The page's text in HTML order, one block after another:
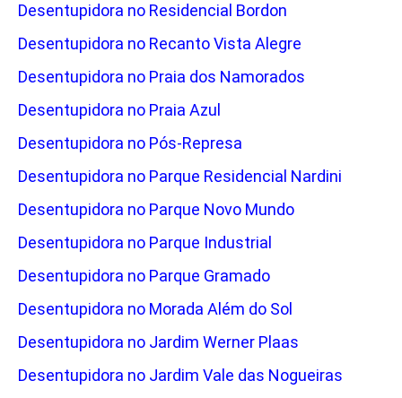
Desentupidora no Residencial Bordon
Desentupidora no Recanto Vista Alegre
Desentupidora no Praia dos Namorados
Desentupidora no Praia Azul
Desentupidora no Pós-Represa
Desentupidora no Parque Residencial Nardini
Desentupidora no Parque Novo Mundo
Desentupidora no Parque Industrial
Desentupidora no Parque Gramado
Desentupidora no Morada Além do Sol
Desentupidora no Jardim Werner Plaas
Desentupidora no Jardim Vale das Nogueiras